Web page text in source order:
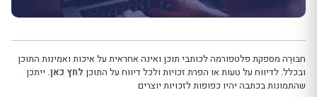
חבּוּרֶה מספקת פלטפורמה לכותבי תוכן ואינה אחראית על איכות ואמינות התוכן
ובכלל. לדיווח על טעות או הפרת זכויות ולכל דיווח על התוכן לחץ כאן. ייתכן
שהתמונות בכתבה יהיו כפופות לזכויות יוצרים